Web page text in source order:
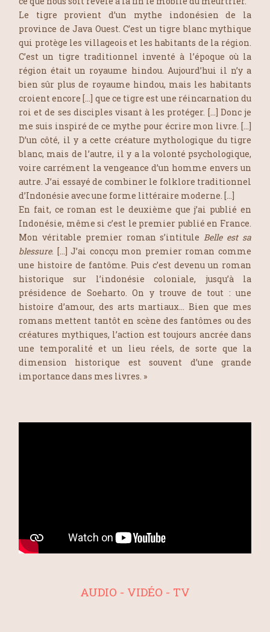
Le tigre provient d’un mythe indonésien de la
province de Java Ouest. C’est un tigre blanc mythique
qui protège les villageois et les habitants de la région.
C’est un tigre traditionnel inventé à l’époque où la
région était un royaume hindou. Aujourd’hui il n’y a
bien sûr plus de royaume hindou, mais les habitants
croient encore […] que ce tigre est une réincarnation du
roi et de ses disciples visant à les protéger. […] Donc je
me suis inspiré de ce mythe pour écrire mon livre. […]
D’un côté, il y a cette créature mythologique du tigre
blanc, mais de l’autre, il y a la volonté psychologique,
voire carrément la vengeance d’un homme envers un
autre. J’ai essayé de combiner le folklore traditionnel
d’Indonésie avec une forme littéraire moderne. […]
En fait, ce roman est le deuxième que j’ai publié en
Indonésie, même si c’est le premier publié en France.
Mon véritable premier roman s’intituleBelle est sa
blessure. […] J’ai concçu mon premier roman comme
une histoire de fantôme. Puis c’est devenu un roman
historique sur l’indonésie coloniale, jusqu’à la
présidence de Soeharto. On y trouve de tout : une
histoire d’amour, des arts martiaux… Bien que mes
romans mettent tantôt en scène des fantômes ou des
créatures mythiques, l’action est toujours ancrée dans
une temporalité et un lieu réels, de sorte que la
dimension historique est souvent d’une grande
importance dans mes livres. »
AUDIO - VIDÉO - TV